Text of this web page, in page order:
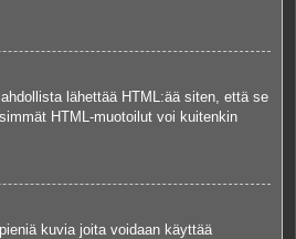
lähettää HTML:ää siten, että se
HTML-muotoilut voi kuitenkin
kuvia joita voidaan käyttää